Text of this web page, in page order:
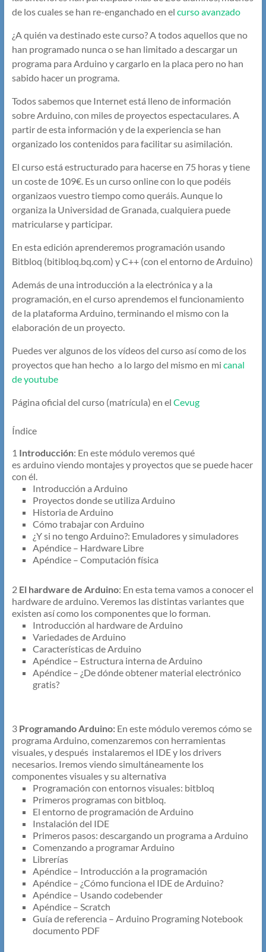
de los cuales se han re-enganchado en el curso avanzado
¿A quién va destinado este curso? A todos aquellos que no
han programado nunca o se han limitado a descargar un
programa para Arduino y cargarlo en la placa pero no han
sabido hacer un programa.
Todos sabemos que Internet está lleno de información
sobre Arduino, con miles de proyectos espectaculares. A
partir de esta información y de la experiencia se han
organizado los contenidos para facilitar su asimilación.
El curso está estructurado para hacerse en 75 horas y tiene
un coste de 109€. Es un curso online con lo que podéis
organizaos vuestro tiempo como queráis. Aunque lo
organiza la Universidad de Granada, cualquiera puede
matricularse y participar.
En esta edición aprenderemos programación usando
Bitbloq (bitibloq.bq.com) y C++ (con el entorno de Arduino)
Además de una introducción a la electrónica y a la
programación, en el curso aprendemos el funcionamiento
de la plataforma Arduino, terminando el mismo con la
elaboración de un proyecto.
Puedes ver algunos de los vídeos del curso así como de los
proyectos que han hecho a lo largo del mismo en mi canal
de youtube
Página oficial del curso (matrícula) en el Cevug
Índice
1 Introducción: En este módulo veremos qué
es arduino viendo montajes y proyectos que se puede hacer
con él.
Introducción a Arduino
Proyectos donde se utiliza Arduino
Historia de Arduino
Cómo trabajar con Arduino
¿Y si no tengo Arduino?: Emuladores y simuladores
Apéndice – Hardware Libre
Apéndice – Computación física
2 El hardware de Arduino: En esta tema vamos a conocer el
hardware de arduino. Veremos las distintas variantes que
existen así como los componentes que lo forman.
Introducción al hardware de Arduino
Variedades de Arduino
Características de Arduino
Apéndice – Estructura interna de Arduino
Apéndice – ¿De dónde obtener material electrónico
gratis?
3 Programando Arduino: En este módulo veremos cómo se
programa Arduino, comenzaremos con herramientas
visuales, y después instalaremos el IDE y los drivers
necesarios. Iremos viendo simultáneamente los
componentes visuales y su alternativa
Programación con entornos visuales: bitbloq
Primeros programas con bitbloq.
El entorno de programación de Arduino
Instalación del IDE
Primeros pasos: descargando un programa a Arduino
Comenzando a programar Arduino
Librerías
Apéndice – Introducción a la programación
Apéndice – ¿Cómo funciona el IDE de Arduino?
Apéndice – Usando codebender
Apéndice – Scratch
Guía de referencia – Arduino Programing Notebook
documento PDF